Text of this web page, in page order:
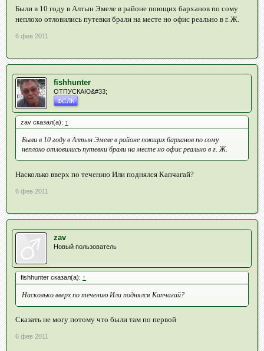
Давно, еще до открытия заповедника.
Кто-нибудь был там в прошлом году, по большой воде?
Тоже слышал про г. Ж. Там у них офис? Телефончика нет?
Были в 10 году в Алтын Эмеле в районе поющих барханов по сому
неплохо отловились путевки брали на месте но офис реально в г. Ж.
6 фев 2011
fishhunter
ОТПУСКАЮ&#33;
ФСЛК
zav сказал(а): ↑
Были в 10 году в Алтын Эмеле в районе поющих барханов по сому
неплохо отловились путевки брали на месте но офис реально в г. Ж.
Насколько вверх по течению Или поднялся Капчагай?
6 фев 2011
zav
Новый пользователь
fishhunter сказал(а): ↑
Насколько вверх по течению Или поднялся Капчагай?
Сказать не могу потому что были там по первой
6 фев 2011